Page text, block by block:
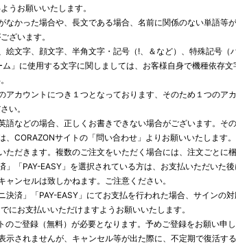
うお願いいたします。
なかった場合や、長文である場合、名前に関係のない単語等
ざいます。
絵文字、顔文字、半角文字・記号（!、＆など）、特殊記号
」に使用する文字に関しましては、お客様自身で機種依存
アカウントにつき１つとなっております、そのため１つの
い。
語などの場合、正しくお書きできない場合がございます。そ
CORAZONサイトの「問い合わせ」よりお願いいたします。
ただきます。複数のご注文をいただく場合には、注文ごとに
「PAY-EASY」を選択されている方は、お支払いただいた
ンセルは致しかねます。ご注意ください。
決済」「PAY-EASY」にてお支払を行われた場合、サインの
にお支払いいただけますようお願いいたします。
ご登録（無料）が必要となります。予めご登録をお願い申し
されませんが、キャンセル等が出た際に、不定期で復活する